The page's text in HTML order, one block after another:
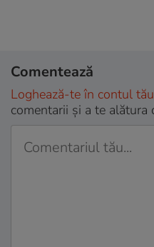
Comentează
Loghează-te în contul tău
comentarii și a te alătura